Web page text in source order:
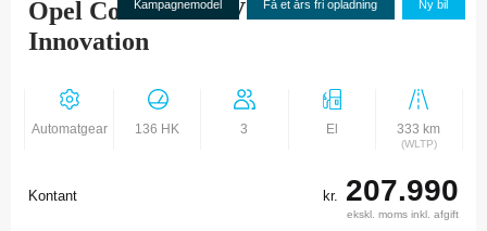
Kampagnemodel Få et års fri opladning Ny bil
Opel Combo-e L1V1 50 kWh
Innovation
Automatgear 136 HK 3 El 333 km
(WLTP)
Kontant kr. 207.990
ekskl. moms inkl. afgift